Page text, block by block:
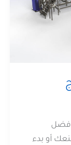
أو بدء